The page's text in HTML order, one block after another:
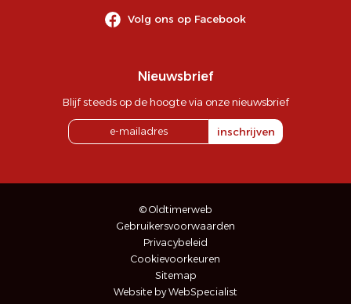
Volg ons op Facebook
Nieuwsbrief
Blijf steeds op de hoogte via onze nieuwsbrief
inschrijven
© Oldtimerweb
Gebruikersvoorwaarden
Privacybeleid
Cookievoorkeuren
Sitemap
Website by WebSpecialist